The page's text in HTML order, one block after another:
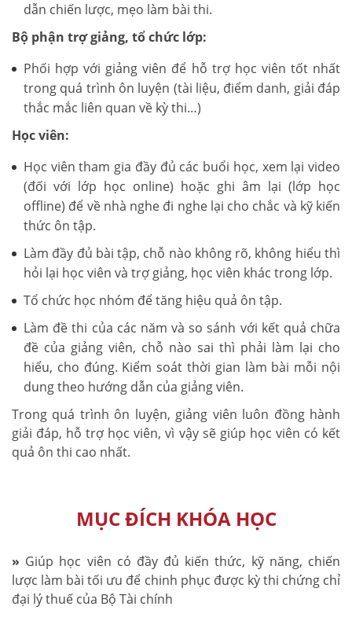
dẫn chiến lược, mẹo làm bài thi.
Bộ phận trợ giảng, tổ chức lớp:
Phối hợp với giảng viên để hỗ trợ học viên tốt nhất
trong quá trình ôn luyện (tài liệu, điểm danh, giải đáp
thắc mắc liên quan về kỳ thi…)
Học viên:
Học viên tham gia đầy đủ các buổi học, xem lại video
(đối với lớp học online) hoặc ghi âm lại (lớp học
offline) để về nhà nghe đi nghe lại cho chắc và kỹ kiến
thức ôn tập.
Làm đầy đủ bài tập, chỗ nào không rõ, không hiểu thì
hỏi lại học viên và trợ giảng, học viên khác trong lớp.
Tổ chức học nhóm để tăng hiệu quả ôn tập.
Làm đề thi của các năm và so sánh với kết quả chữa
đề của giảng viên, chỗ nào sai thì phải làm lại cho
hiểu, cho đúng. Kiểm soát thời gian làm bài mỗi nội
dung theo hướng dẫn của giảng viên.
Trong quá trình ôn luyện, giảng viên luôn đồng hành
giải đáp, hỗ trợ học viên, vì vậy sẽ giúp học viên có kết
quả ôn thi cao nhất.
MỤC ĐÍCH KHÓA HỌC
» Giúp học viên có đầy đủ kiến thức, kỹ năng, chiến
lược làm bài tối ưu để chinh phục được kỳ thi chứng chỉ
đại lý thuế của Bộ Tài chính